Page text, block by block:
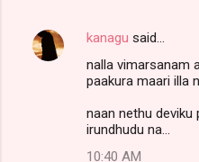
kanagu said…
nalla vimarsanam
paakura maari illa
naan nethu deviku
irundhudu na...
10:40 AM